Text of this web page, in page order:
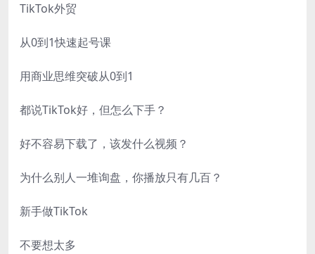
TikTok外贸
从0到1快速起号课
用商业思维突破从0到1
都说TikTok好，但怎么下手？
好不容易下载了，该发什么视频？
为什么别人一堆询盘，你播放只有几百？
新手做TikTok
不要想太多